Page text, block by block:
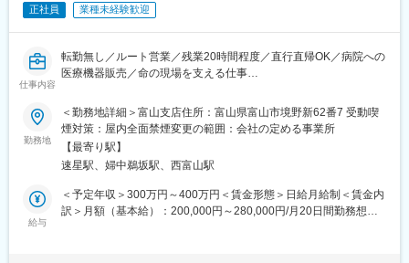
医療機関連携薬局も取得しています。
ている理由の1つです。
■薬剤師→管理薬剤師→エリアマネージャーを目指せます。個々人
の能力によりますが、2～3年でキャリアアップが可能です。ま
た、管理薬剤師になると月2.5万円の昇給が行われます。
■ご希望によっては、薬剤師専任・マネジメントとしてのキャリア
だけではなく、採用担当／研修担当／本社勤務へのキャリアチェ
ンジも可能です。
正社員 業種未経験歓迎
仕事内容
転勤無し／ルート営業／残業20時間程度／直行直帰OK／病院への
医療機器販売／命の現場を支える仕事
■職務概要：
医療機器・介護機器の販売などを行なう当社にて、医療機器のル
ート営業をご担当いただきます。
■職務詳細：
・医療機器や消耗品の販売及び納品…担当する医療機関などを訪
問し、見積書の提出、納品した商品の使用報告書を確認します。
勤務地
＜勤務地詳細＞富山支店住所：富山県富山市境野新62番7 受動喫
煙対策：屋内全面禁煙変更の範囲：会社の定める事業所
【最寄り駅】
速星駅、婦中鵜坂駅、西富山駅
給与
＜予定年収＞300万円～400万円＜賃金形態＞日給月給制＜賃金内
訳＞月額（基本給）：200,000円～280,000円/月20日間勤務想定